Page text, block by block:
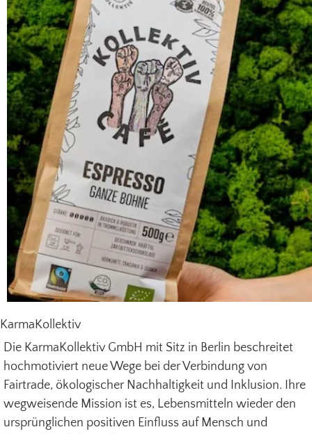
KarmaKollektiv
Die KarmaKollektiv GmbH mit Sitz in Berlin beschreitet
hochmotiviert neue Wege bei der Verbindung von
Fairtrade, ökologischer Nachhaltigkeit und Inklusion. Ihre
wegweisende Mission ist es, Lebensmitteln wieder den
ursprünglichen positiven Einfluss auf Mensch und